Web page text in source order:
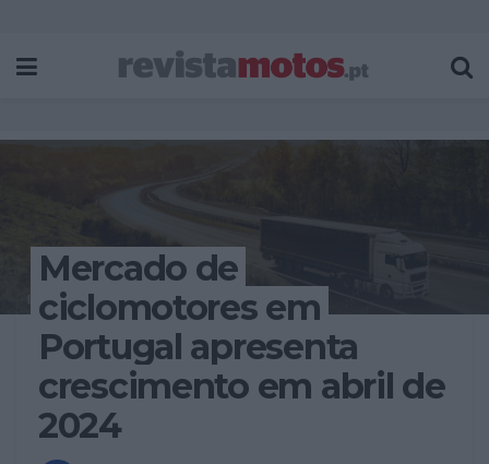
Mercado de
ciclomotores em
Portugal apresenta
crescimento em abril de
2024